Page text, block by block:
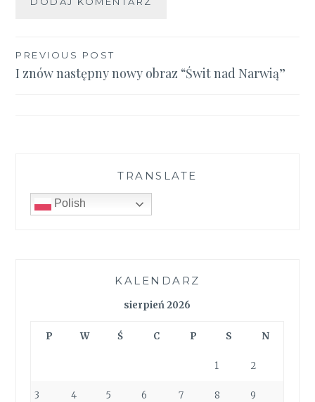
Nawigacja
wpisu
PREVIOUS POST
I znów następny nowy obraz “Świt nad Narwią”
TRANSLATE
Polish
KALENDARZ
sierpień 2026
P W Ś C P S N
1 2
3 4 5 6 7 8 9